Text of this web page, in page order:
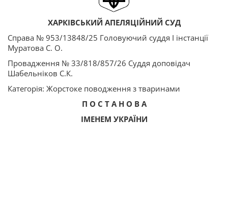
ХАРКІВСЬКИЙ АПЕЛЯЦІЙНИЙ СУД
Справа № 953/13848/25 Головуючий суддя І інстанції
Муратова С. О.
Провадження № 33/818/857/26 Суддя доповідач
Шабельніков С.К.
Категорія: Жорстоке поводження з тваринами
П О С Т А Н О В А
ІМЕНЕМ УКРАЇНИ